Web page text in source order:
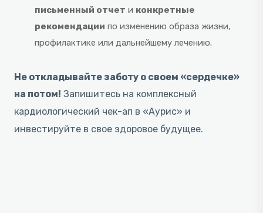
письменный отчет и конкретные
рекомендации по изменению образа жизни,
профилактике или дальнейшему лечению.
Не откладывайте заботу о своем «сердечке»
на потом! Запишитесь на комплексный
кардиологический чек-ап в «Аурис» и
инвестируйте в свое здоровое будущее.